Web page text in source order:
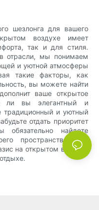
шезлонга для вашего
воздухе имеет
так и для стиля.
отрасли, мы понимаем
и уютной атмосферы
такие факторы, как
вы можете найти
ваше открытое
ли вы элегантный и
традиционный и уютный
отдать приоритет
найдете
пространства. Мы
на открытом воздухе